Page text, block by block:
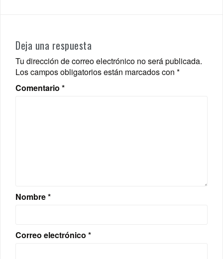
Deja una respuesta
Tu dirección de correo electrónico no será publicada.
Los campos obligatorios están marcados con *
Comentario *
Nombre*
Correo electrónico *